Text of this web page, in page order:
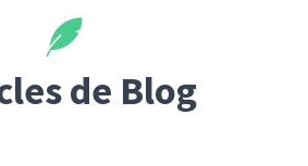
de Blog